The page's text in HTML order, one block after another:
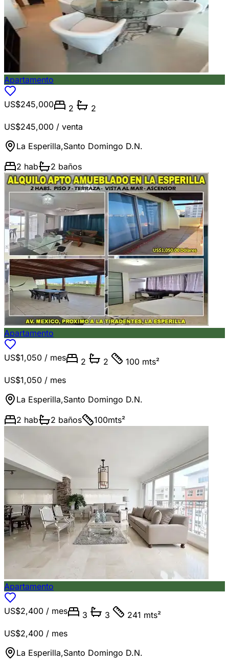
Apartamento
US$245,000 2
2
US$245,000 / venta
La Esperilla,Santo Domingo D.N.
2 hab 2 baños
Apartamento
US$1,050 / mes 2 2
100 mts²
US$1,050 / mes
La Esperilla,Santo Domingo D.N.
2 hab 2 baños 100mts²
Apartamento
US$2,400 / mes 3 3
241 mts²
US$2,400 / mes
La Esperilla,Santo Domingo D.N.